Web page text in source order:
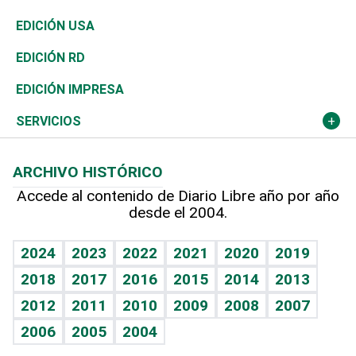
Reportajes
África
Ocenanía
Caribe
Resto del mundo
Vivienda
Telecom.
Global y variable
Economía personal
Buena Vida
Sociales
Novedades
Podcast Arte Libre
Hablando con el pediatra
Vida y familia
Eñe
Celebrando la vida
Sin complejos
Ciclismo
Tenis
Olimpismo
Más deportes
TBT Deportivo
En Directo
El Espía
Noticiero Poteleche
Columnistas
Más firmas
Tecnología
Historia
Martes de tecnología
Cambio climático
Economía
Revista
Deportes
Opinión
Hecho en casa
Guía del dinero
EDICIÓN USA
EDICIÓN RD
EDICIÓN IMPRESA
SERVICIOS
Cumpleaños
Horóscopos
Crucigramas
ARCHIVO HISTÓRICO
Accede al contenido de Diario Libre año por año
desde el 2004.
2024 2023 2022 2021 2020
2019
2018
2017 2016 2015 2014
2013
2012
2011 2010 2009 2008
2007
2006
2005 2004